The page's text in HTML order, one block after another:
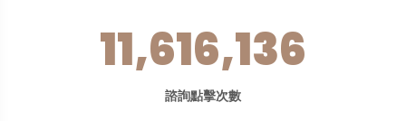
11,616,136
諮詢點擊次數